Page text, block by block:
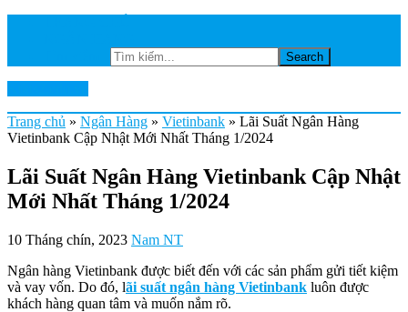
Trang chủ » Ngân Hàng » Vietinbank » Lãi Suất Ngân Hàng
Vietinbank Cập Nhật Mới Nhất Tháng 1/2024
Lãi Suất Ngân Hàng Vietinbank Cập Nhật
Mới Nhất Tháng 1/2024
10 Tháng chín, 2023 Nam NT
Ngân hàng Vietinbank được biết đến với các sản phẩm gửi tiết kiệm
và vay vốn. Do đó, lãi suất ngân hàng Vietinbank luôn được
khách hàng quan tâm và muốn nắm rõ.